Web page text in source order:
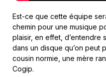
Est-ce que cette équipe
chemin pour une musique
plaisir, en effet, d’entendre
dans un disque qu’on peut
cousin normie, une mère
Cogip.